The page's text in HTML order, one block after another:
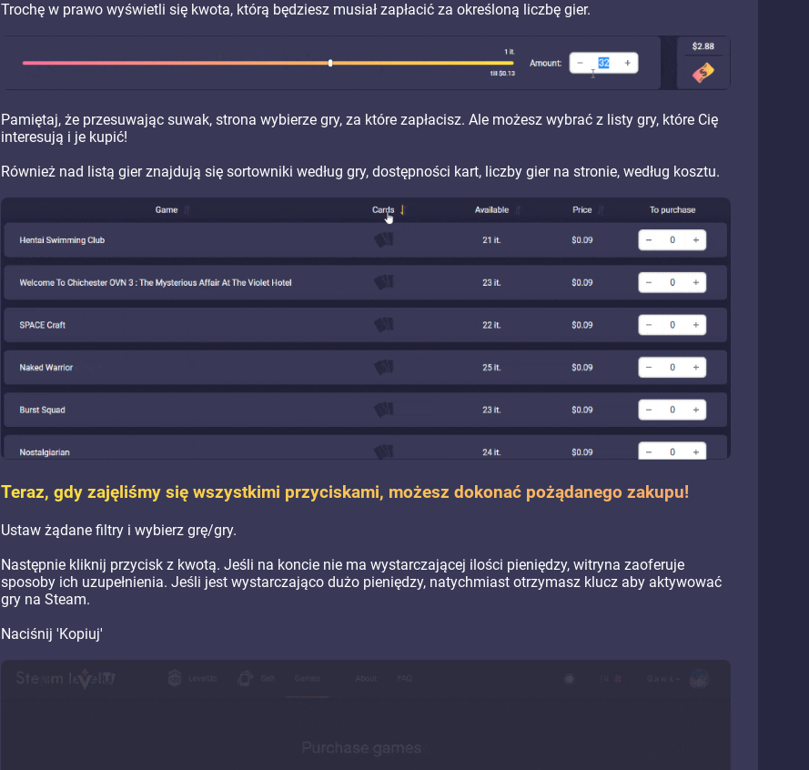
Trochę w prawo wyświetli się kwota, którą będziesz musiał zapłacić za określoną liczbę gier.
Pamiętaj, że przesuwając suwak, strona wybierze gry, za które zapłacisz. Ale możesz wybrać z listy gry, które Cię
interesują i je kupić!
Również nad listą gier znajdują się sortowniki według gry, dostępności kart, liczby gier na stronie, według kosztu.
Teraz, gdy zajęliśmy się wszystkimi przyciskami, możesz dokonać pożądanego zakupu!
Ustaw żądane filtry i wybierz grę/gry.
Następnie kliknij przycisk z kwotą. Jeśli na koncie nie ma wystarczającej ilości pieniędzy, witryna zaoferuje
sposoby ich uzupełnienia. Jeśli jest wystarczająco dużo pieniędzy, natychmiast otrzymasz klucz aby aktywować
gry na Steam.
Naciśnij 'Kopiuj'